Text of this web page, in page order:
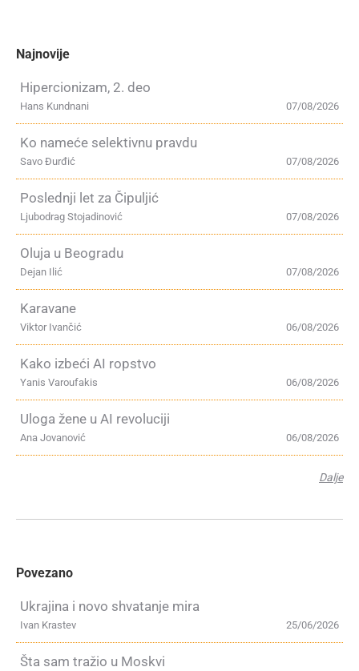
Najnovije
Hipercionizam, 2. deo
07/08/2026
Hans Kundnani
Ko nameće selektivnu pravdu
07/08/2026
Savo Đurđić
Poslednji let za Čipuljić
07/08/2026
Ljubodrag Stojadinović
Oluja u Beogradu
07/08/2026
Dejan Ilić
Karavane
06/08/2026
Viktor Ivančić
Kako izbeći AI ropstvo
06/08/2026
Yanis Varoufakis
Uloga žene u AI revoluciji
06/08/2026
Ana Jovanović
Dalje
Povezano
Ukrajina i novo shvatanje mira
25/06/2026
Ivan Krastev
Šta sam tražio u Moskvi